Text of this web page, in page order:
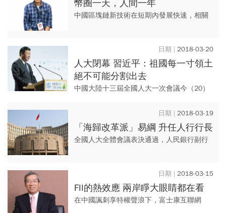
幣圈一天，人間一年
中國區塊鏈新技術在短期內發展快速，相關
益，一切仍須回歸服務的本質...
2018-03-20
人大閉幕 習近平：祖國每一寸領土
絕不可能分割出去
中國大陸十三屆全國人大一次會議今（20）
話時，提到國家主權議題，他表示：「我們
偉大祖國的每一寸領土都絶...
2018-03-19
「海歸改革派」易綱 升任人行行長
全國人大全體會議表決通過，人民銀行副行
2018-03-15
FII的熱效應 兩岸睜大眼睛都在看
在中國諷刺享特權聲浪下，富士康互聯網